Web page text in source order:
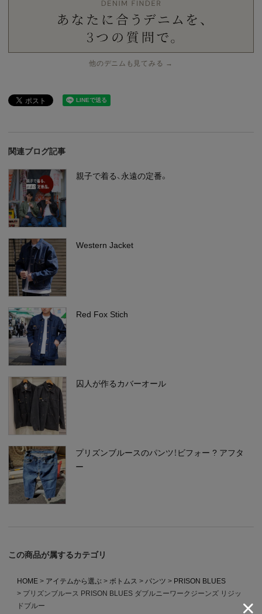
他のデニムも見てみる →
関連ブログ記事
親子で着る、永遠の定番。
Western Jacket
Red Fox Stich
囚人が作るカバーオール
プリズンブルースのパンツ！ビフォー ? アフタ
ー
この商品が属するカテゴリ
HOME アイテムから選ぶ ボトムス パンツ
PRISON BLUES
プリズンブルース PRISON BLUES ダブルニーワークジーンズ リジッ
ドブルー